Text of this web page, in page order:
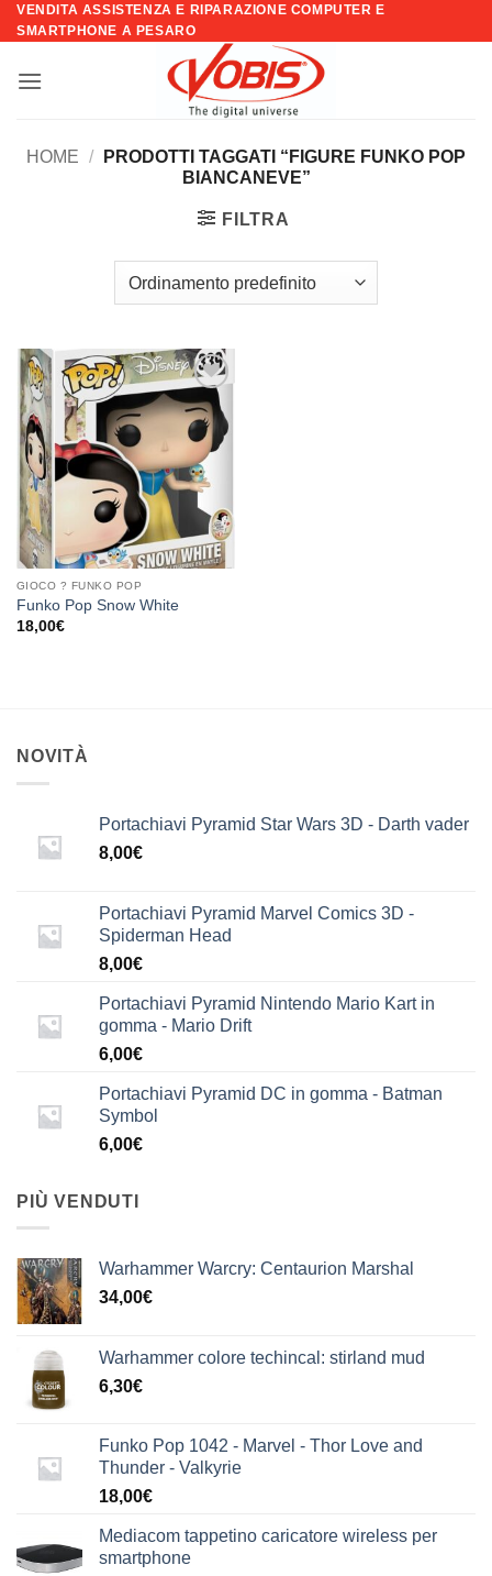
Salta
ai
VENDITA ASSISTENZA E RIPARAZIONE COMPUTER E
SMARTPHONE A PESARO
HOME /
PRODOTTI TAGGATI “FIGURE FUNKO POP
BIANCANEVE”
FILTRA
Aggiungi
alla lista
dei
desideri
GIOCO ? FUNKO POP
Funko Pop Snow White
18,00€
NOVITÀ
Portachiavi Pyramid Star Wars 3D - Darth vader
8,00€
Portachiavi Pyramid Marvel Comics 3D -
Spiderman Head
8,00€
Portachiavi Pyramid Nintendo Mario Kart in
gomma - Mario Drift
6,00€
Portachiavi Pyramid DC in gomma - Batman
Symbol
6,00€
PIÙ VENDUTI
Warhammer Warcry: Centaurion Marshal
34,00€
Warhammer colore techincal: stirland mud
6,30€
Funko Pop 1042 - Marvel - Thor Love and
Thunder - Valkyrie
18,00€
Mediacom tappetino caricatore wireless per
smartphone